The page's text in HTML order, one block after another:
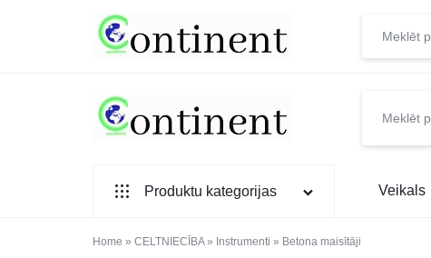
PREČU
INTERNETVEIKALS
Produktu kategorijas
SADZĪVES TEHNIKA
Veikals
Home » CELTNIECĪBA» Instrumenti » Betona maisītāji